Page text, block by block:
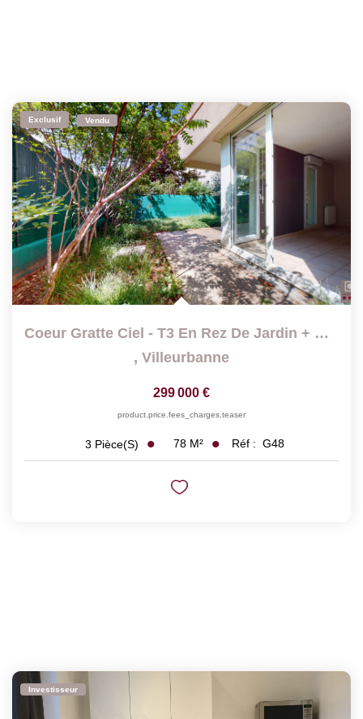
Exclusif Vendu
Coeur Gratte Ciel - T3 En Rez De Jardin + Garage En Sous-Sol
, Villeurbanne
299 000 €
product.price.fees_charges.teaser
3 Pièce(s) 78 M² Réf : G48
Investisseur